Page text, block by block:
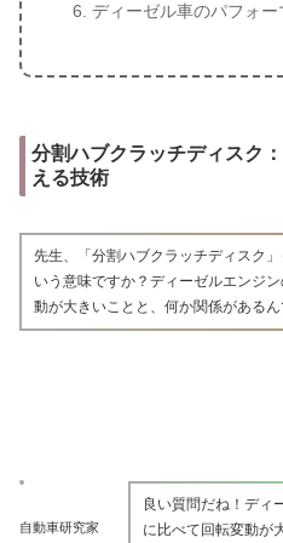
ディーゼル車のパフォ
分割ハブクラッチディスク
える技術
先生、「分割ハブクラッチディスク」
いう意味ですか？ディーゼルエンジ
動が大きいことと、何か関係があるん
自動車研究家
良い質問だね！ディ
に比べて回転変動が